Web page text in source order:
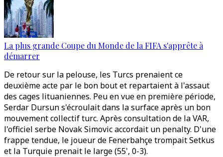
La plus grande Coupe du Monde de la FIFA s'apprête à
démarrer
De retour sur la pelouse, les Turcs prenaient ce
deuxième acte par le bon bout et repartaient à l'assaut
des cages lituaniennes. Peu en vue en première période,
Serdar Dursun s'écroulait dans la surface après un bon
mouvement collectif turc. Après consultation de la VAR,
l'officiel serbe Novak Simovic accordait un penalty. D'une
frappe tendue, le joueur de Fenerbahçe trompait Setkus
et la Turquie prenait le large (55', 0-3).